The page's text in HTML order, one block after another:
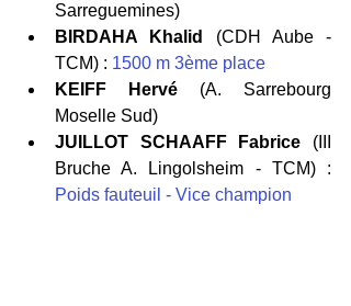
Sarreguemines)
BIRDAHA Khalid
(CDH Aube -
TCM) : 1500 m 3ème place
KEIFF Hervé (A. Sarrebourg
Moselle Sud)
JUILLOT SCHAAFF Fabrice (III
Poids fauteuil - Vice champion